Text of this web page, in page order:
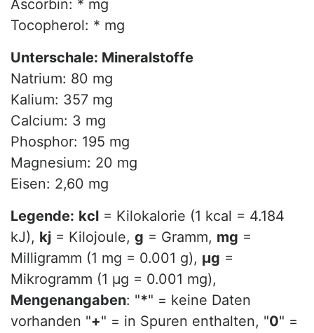
Ascorbin: * mg
Tocopherol: * mg
Unterschale: Mineralstoffe
Natrium: 80 mg
Kalium: 357 mg
Calcium: 3 mg
Phosphor: 195 mg
Magnesium: 20 mg
Eisen: 2,60 mg
Legende: kcl = Kilokalorie (1 kcal = 4.184
kJ), kj = Kilojoule, g = Gramm, mg =
Milligramm (1 mg = 0.001 g), µg =
Mikrogramm (1 µg = 0.001 mg),
Mengenangaben: "*" = keine Daten
vorhanden "+" = in Spuren enthalten, "0" =